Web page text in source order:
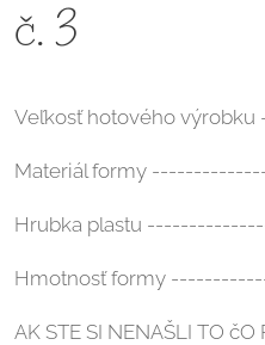
č. 3
Veľkosť hotového
Materiál formy
Hrubka plastu
Hmotnosť formy
AK STE SI NENAŠLI TO čO